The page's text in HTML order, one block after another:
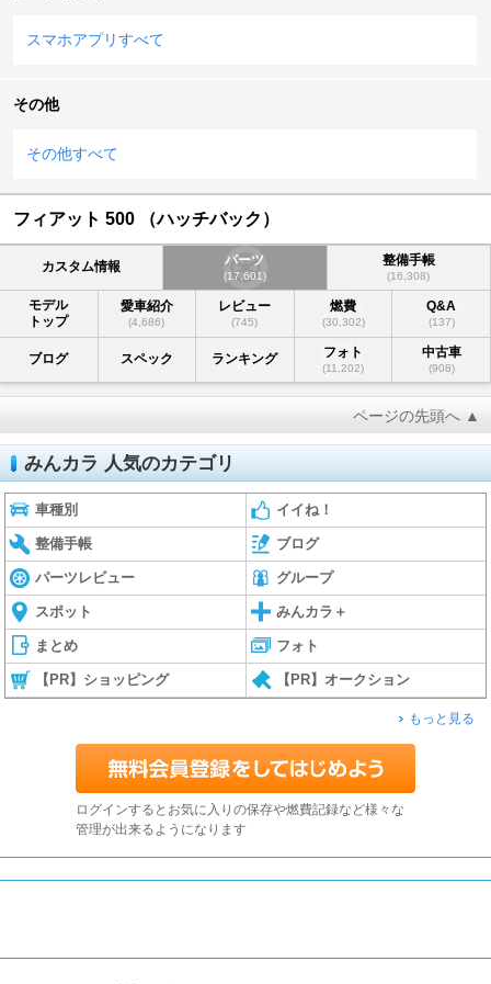
スマホアプリすべて
その他
その他すべて
フィアット 500 （ハッチバック）
カスタム情報 パーツ
(17,601)
整備手帳
(16,308)
モデル
トップ
愛車紹介
(4,686)
レビュー
(745)
燃費
(30,302)
Q&A
(137)
ブログ スペック ランキング フォト
(11,202)
中古車
(908)
ページの先頭へ ▲
みんカラ 人気のカテゴリ
車種別 イイね！
整備手帳 ブログ
パーツレビュー グループ
スポット みんカラ＋
まとめ フォト
【PR】ショッピング 【PR】オークション
もっと見る
ログインするとお気に入りの保存や燃費記録など様々な
管理が出来るようになります